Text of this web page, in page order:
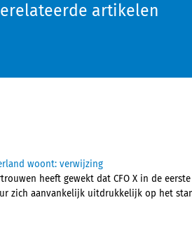
artikelen
woont: verwijzing
heeft gewekt dat CFO X in de
zich aanvankelijk uitdrukkelijk op het